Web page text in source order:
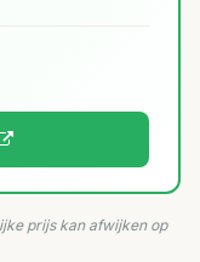
prijs kan afwijken op